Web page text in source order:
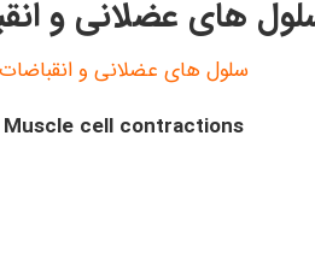
های عضلانی و
سلول های عضلانی و انقباضات
Muscle cell contractions